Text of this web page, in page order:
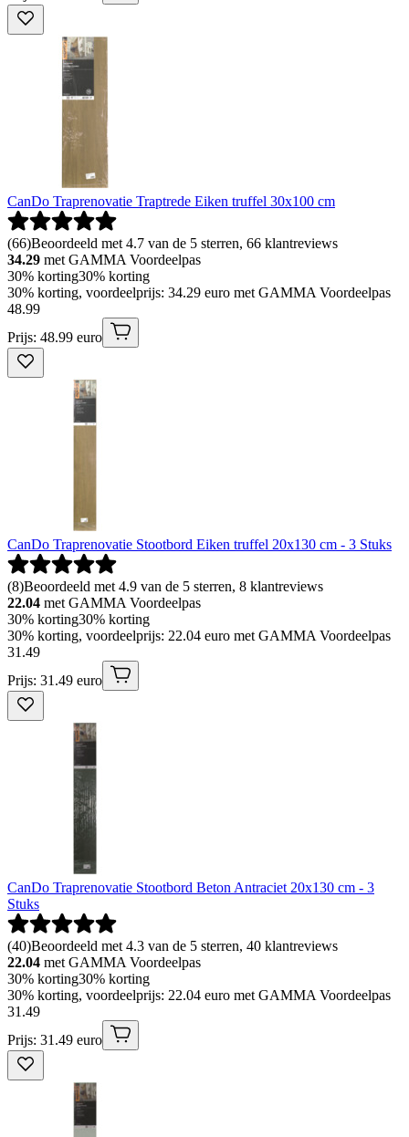
CanDo Traprenovatie Traptrede Eiken truffel 30x100 cm
(66)Beoordeeld met 4.7 van de 5 sterren, 66 klantreviews
34.29 met GAMMA Voordeelpas
30% korting30% korting
30% korting, voordeelprijs: 34.29 euro met GAMMA Voordeelpas
48.99
Prijs: 48.99 euro
CanDo Traprenovatie Stootbord Eiken truffel 20x130 cm - 3 Stuks
(8)Beoordeeld met 4.9 van de 5 sterren, 8 klantreviews
22.04 met GAMMA Voordeelpas
30% korting30% korting
30% korting, voordeelprijs: 22.04 euro met GAMMA Voordeelpas
31 .49
Prijs: 31.49 euro
CanDo Traprenovatie Stootbord Beton Antraciet 20x130 cm - 3
Stuks
(40)Beoordeeld met 4.3 van de 5 sterren, 40 klantreviews
22.04 met GAMMA Voordeelpas
30% korting30% korting
30% korting, voordeelprijs: 22.04 euro met GAMMA Voordeelpas
31 .49
Prijs: 31.49 euro